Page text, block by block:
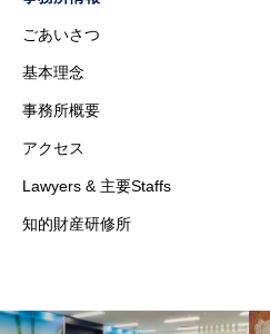
ごあいさつ
基本理念
事務所概要
アクセス
Lawyers & 主要Staffs
知的財産研修所